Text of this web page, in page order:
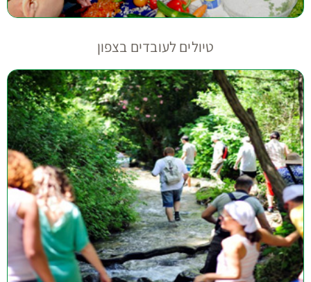
טיולים לעובדים בצפון